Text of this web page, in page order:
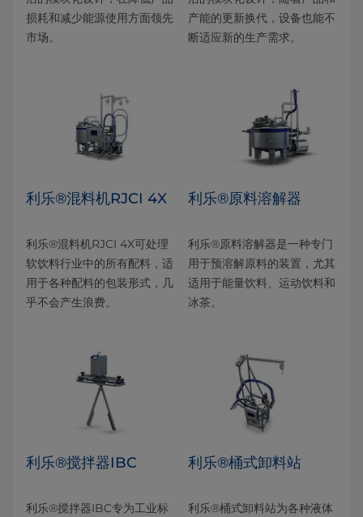
损耗和减少能源使用方面领先
市场。
产能的更新换代，设备也能不
断适应新的生产需求。
利乐®混料机RJCI 4X
利乐®混料机RJCI 4X可处理
软饮料行业中的所有配料，适
用于各种配料的包装形式，几
乎不会产生浪费。
利乐®原料溶解器
利乐®原料溶解器是一种专门
用于预溶解原料的装置，尤其
适用于能量饮料、运动饮料和
冰茶。
利乐®搅拌器IBC
利乐®搅拌器IBC专为工业标
利乐®桶式卸料站
利乐®桶式卸料站为各种液体